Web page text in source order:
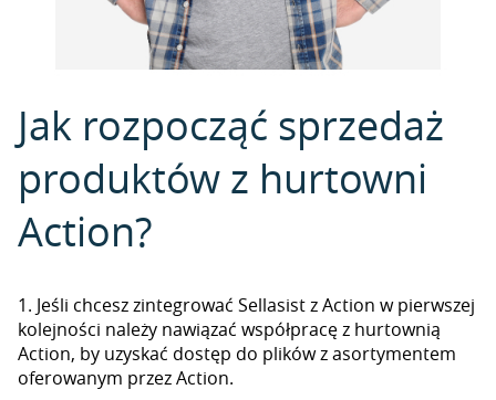
Jak rozpocząć sprzedaż
produktów z hurtowni
Action?
1. Jeśli chcesz zintegrować Sellasist z Action w pierwszej
kolejności należy nawiązać współpracę z hurtownią
Action, by uzyskać dostęp do plików z asortymentem
oferowanym przez Action.